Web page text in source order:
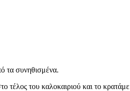
τα συνηθισμένα.
τέλος του καλοκαιριού και το κρατάμε